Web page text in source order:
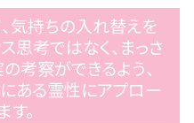
気持ちの入れ替えを
思考ではなく、まっさ
考察ができるよう、
ある霊性にアプロー
。